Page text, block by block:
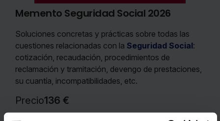
Memento Seguridad Social 2026
Soluciones concretas y prácticas sobre todas las
cuestiones relacionadas con la Seguridad Social:
cotización, recaudación, procedimientos de
reclamación y tramitación, devengo de prestaciones,
su cuantía, incompatibilidades, etc.
Precio136 €